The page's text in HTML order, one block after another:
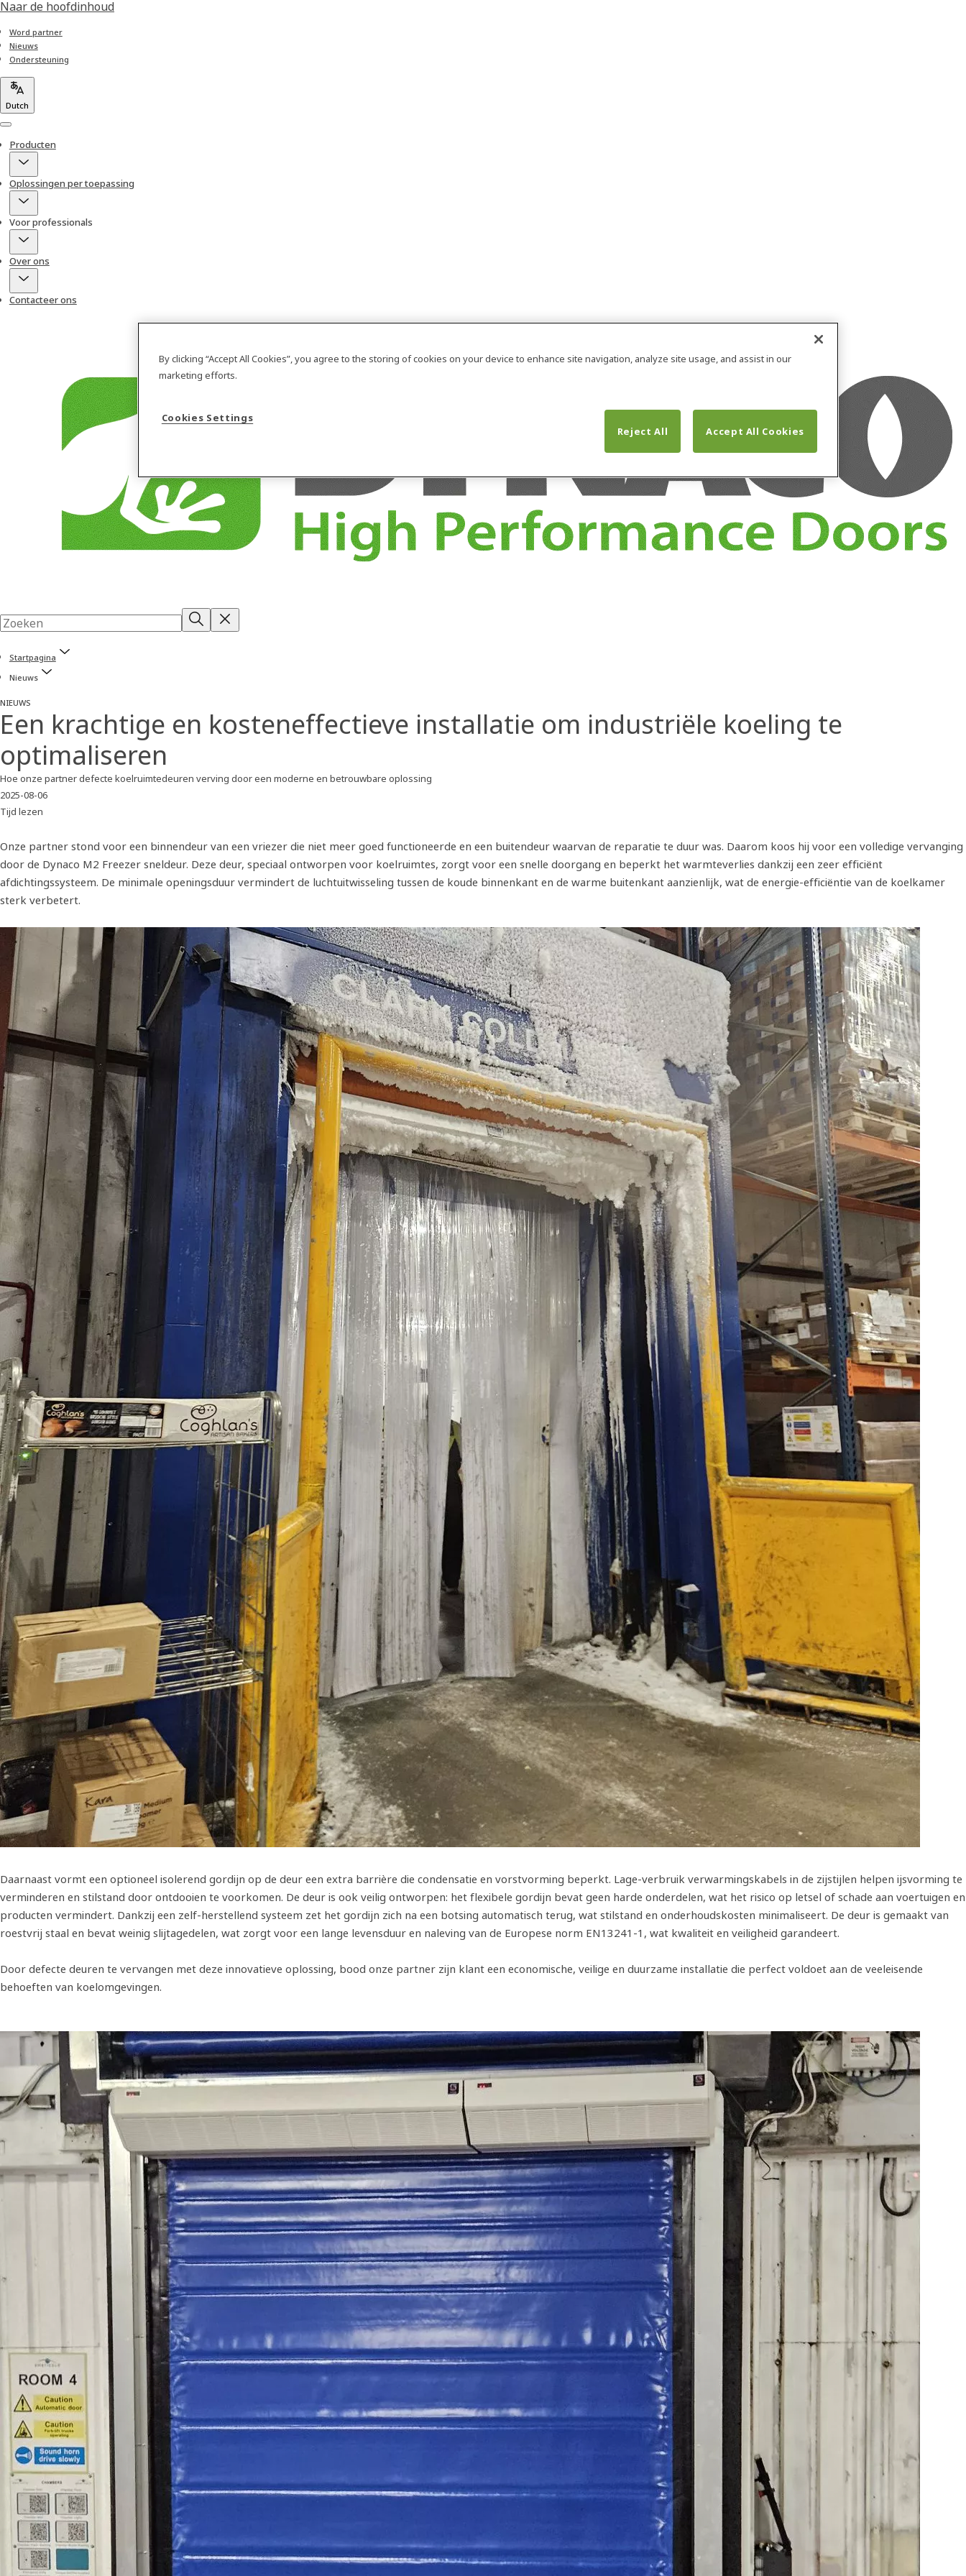
Naar de hoofdinhoud
Word partner
Nieuws
Ondersteuning
Dutch
Menu
Producten
Oplossingen per toepassing
Voor professionals
Over ons
Contacteer ons
Startpagina
Nieuws
NIEUWS
Een krachtige en kosteneffectieve installatie om industriële koeling te
optimaliseren
Hoe onze partner defecte koelruimtedeuren verving door een moderne en betrouwbare oplossing
2025-08-06
Tijd lezen
Onze partner stond voor een binnendeur van een vriezer die niet meer goed functioneerde en een buitendeur waarvan de reparatie te duur was. Daarom koos hij voor een volledige vervanging
door de Dynaco M2 Freezer sneldeur. Deze deur, speciaal ontworpen voor koelruimtes, zorgt voor een snelle doorgang en beperkt het warmteverlies dankzij een zeer efficiënt
afdichtingssysteem. De minimale openingsduur vermindert de luchtuitwisseling tussen de koude binnenkant en de warme buitenkant aanzienlijk, wat de energie-efficiëntie van de koelkamer
sterk verbetert.
Daarnaast vormt een optioneel isolerend gordijn op de deur een extra barrière die condensatie en vorstvorming beperkt. Lage-verbruik verwarmingskabels in de zijstijlen helpen ijsvorming te
verminderen en stilstand door ontdooien te voorkomen. De deur is ook veilig ontworpen: het flexibele gordijn bevat geen harde onderdelen, wat het risico op letsel of schade aan voertuigen en
producten vermindert. Dankzij een zelf-herstellend systeem zet het gordijn zich na een botsing automatisch terug, wat stilstand en onderhoudskosten minimaliseert. De deur is gemaakt van
roestvrij staal en bevat weinig slijtagedelen, wat zorgt voor een lange levensduur en naleving van de Europese norm EN13241-1, wat kwaliteit en veiligheid garandeert.
Door defecte deuren te vervangen met deze innovatieve oplossing, bood onze partner zijn klant een economische, veilige en duurzame installatie die perfect voldoet aan de veeleisende
behoeften van koelomgevingen.
By clicking “Accept All Cookies”, you agree to the storing of cookies on your device to enhance site navigation, analyze site usage, and assist in our
marketing efforts.
Cookies Settings
Reject All
Accept All Cookies